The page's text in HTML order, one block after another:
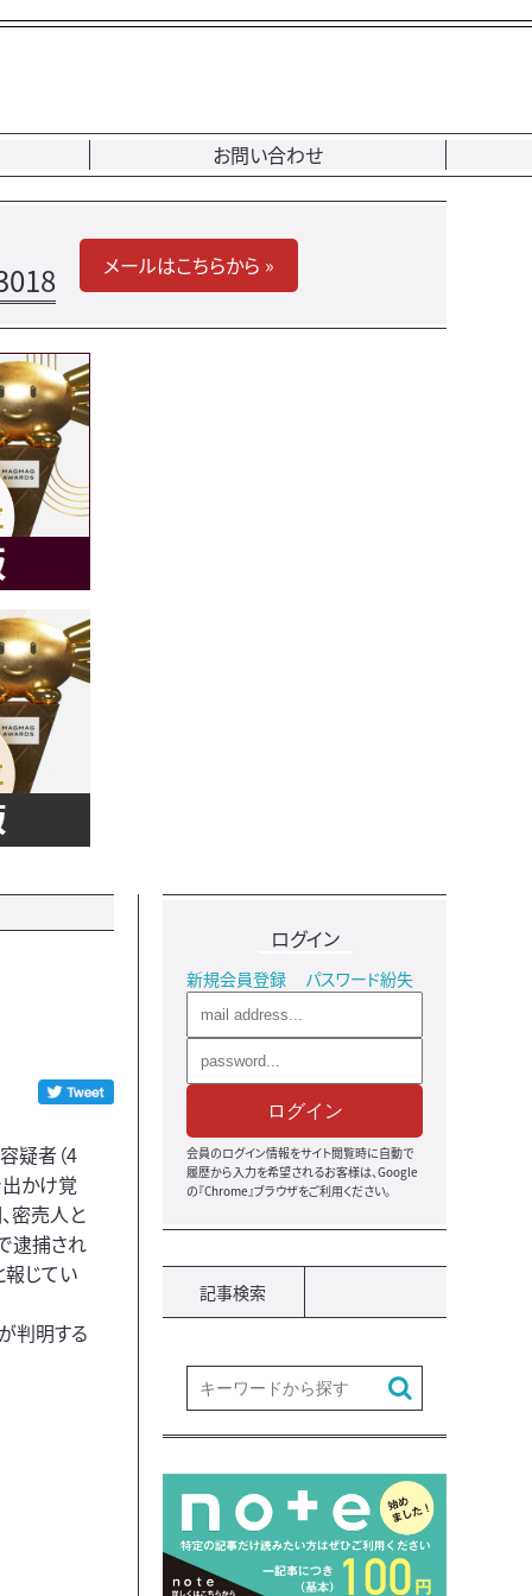
お問い合わせ
メールはこちらから »
容疑者（4
かけ覚
密売人と
逮捕され
じてい
判明する
ログイン
新規会員登録 パスワード紛失
ログイン
会員のログイン情報をサイト閲覧時に自動で
履歴から入力を希望されるお客様は、Google
の『Chrome』ブラウザをご利用ください。
記事検索